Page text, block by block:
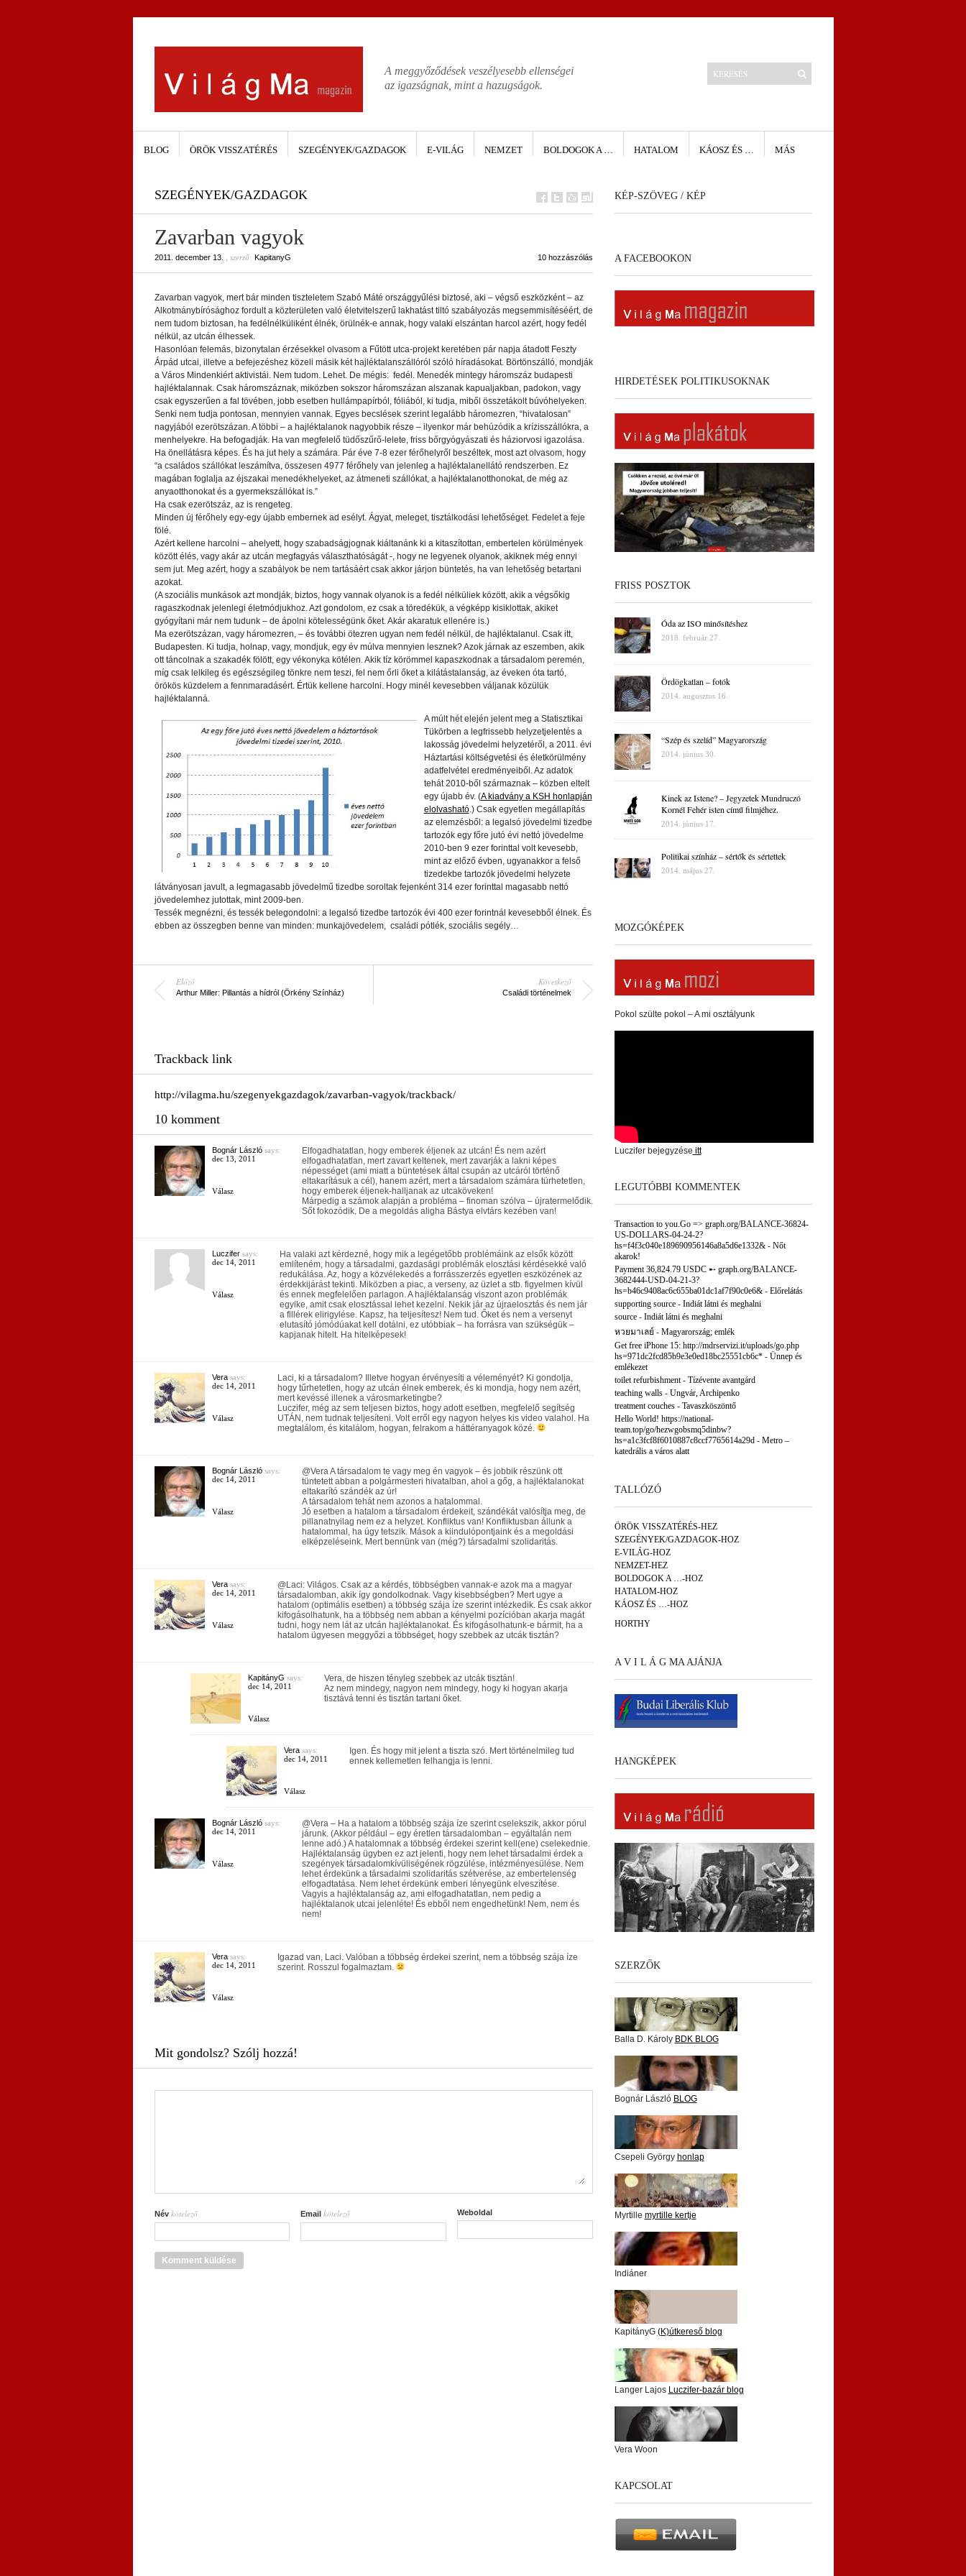
A meggyőződések veszélyesebb ellenségei
az igazságnak, mint a hazugságok.
BLOG ÖRÖK VISSZATÉRÉS SZEGÉNYEK/GAZDAGOK E-VILÁG NEMZET BOLDOGOK A … HATALOM KÁOSZ ÉS … MÁS
SZEGÉNYEK/GAZDAGOK
Zavarban vagyok
2011. december 13. , szerző: KapitanyG 10 hozzászólás
Zavarban vagyok, mert bár minden tiszteletem Szabó Máté országgyűlési biztosé, aki – végső eszközként – az
Alkotmánybírósághoz fordult a közterületen való életvitelszerű lakhatást tiltó szabályozás megsemmisítéséért, de
nem tudom biztosan, ha fedélnélküliként élnék, örülnék-e annak, hogy valaki elszántan harcol azért, hogy fedél
nélkül, az utcán élhessek.
Hasonlóan felemás, bizonytalan érzésekkel olvasom a Fűtött utca-projekt keretében pár napja átadott Feszty
Árpád utcai, illetve a befejezéshez közeli másik két hajléktalanszállóról szóló híradásokat. Börtönszálló, mondják
a Város Mindenkiért aktivistái. Nem tudom. Lehet. De mégis: fedél. Menedék mintegy háromszáz budapesti
hajléktalannak. Csak háromszáznak, miközben sokszor háromszázan alszanak kapualjakban, padokon, vagy
csak egyszerűen a fal tövében, jobb esetben hullámpapírból, fóliából, ki tudja, miből összetákolt búvóhelyeken.
Senki nem tudja pontosan, mennyien vannak. Egyes becslések szerint legalább háromezren, “hivatalosan”
nagyjából ezerötszázan. A többi – a hajléktalanok nagyobbik része – ilyenkor már behúzódik a krízisszállókra, a
menhelyekre. Ha befogadják. Ha van megfelelő tüdőszűrő-lelete, friss bőrgyógyászati és háziorvosi igazolása.
Ha önellátásra képes. És ha jut hely a számára. Pár éve 7-8 ezer férőhelyről beszéltek, most azt olvasom, hogy
“a családos szállókat leszámítva, összesen 4977 férőhely van jelenleg a hajléktalanellátó rendszerben. Ez
magában foglalja az éjszakai menedékhelyeket, az átmeneti szállókat, a hajléktalanotthonokat, de még az
anyaotthonokat és a gyermekszállókat is.”
Ha csak ezerötszáz, az is rengeteg.
Minden új férőhely egy-egy újabb embernek ad esélyt. Ágyat, meleget, tisztálkodási lehetőséget. Fedelet a feje
fölé.
Azért kellene harcolni – ahelyett, hogy szabadságjognak kiáltanánk ki a kitaszítottan, embertelen körülmények
között élés, vagy akár az utcán megfagyás választhatóságát -, hogy ne legyenek olyanok, akiknek még ennyi
sem jut. Meg azért, hogy a szabályok be nem tartásáért csak akkor járjon büntetés, ha van lehetőség betartani
azokat.
(A szociális munkások azt mondják, biztos, hogy vannak olyanok is a fedél nélküliek között, akik a végsőkig
ragaszkodnak jelenlegi életmódjukhoz. Azt gondolom, ez csak a töredékük, a végképp kisiklottak, akiket
gyógyítani már nem tudunk – de ápolni kötelességünk őket. Akár akaratuk ellenére is.)
Ma ezerötszázan, vagy háromezren, – és további ötezren ugyan nem fedél nélkül, de hajléktalanul. Csak itt,
Budapesten. Ki tudja, holnap, vagy, mondjuk, egy év múlva mennyien lesznek? Azok járnak az eszemben, akik
ott táncolnak a szakadék fölött, egy vékonyka kötélen. Akik tíz körömmel kapaszkodnak a társadalom peremén,
míg csak lelkileg és egészségileg tönkre nem teszi, fel nem őrli őket a kilátástalanság, az éveken óta tartó,
örökös küzdelem a fennmaradásért. Értük kellene harcolni. Hogy minél kevesebben váljanak közülük
hajléktalanná.
A múlt hét elején jelent meg a Statisztikai
Tükörben a legfrissebb helyzetjelentés a
lakosság jövedelmi helyzetéről, a 2011. évi
Háztartási költségvetési és életkörülmény
adatfelvétel eredményeiből. Az adatok
tehát 2010-ből származnak – közben eltelt
egy újabb év. (A kiadvány a KSH honlapján
elolvasható.) Csak egyetlen megállapítás
az elemzésből: a legalsó jövedelmi tizedbe
tartozók egy főre jutó évi nettó jövedelme
2010-ben 9 ezer forinttal volt kevesebb,
mint az előző évben, ugyanakkor a felső
tizedekbe tartozók jövedelmi helyzete
látványosan javult, a legmagasabb jövedelmű tizedbe soroltak fejenként 314 ezer forinttal magasabb nettó
jövedelemhez jutottak, mint 2009-ben.
Tessék megnézni, és tessék belegondolni: a legalsó tizedbe tartozók évi 400 ezer forintnál kevesebből élnek. És
ebben az összegben benne van minden: munkajövedelem, családi pótlék, szociális segély…
Előző
Arthur Miller: Pillantás a hídról (Örkény Színház)
Következő
Családi történelmek
Trackback link
http://vilagma.hu/szegenyekgazdagok/zavarban-vagyok/trackback/
10 komment
Bognár Lászlósays:
dec 13, 2011
Válasz
Elfogadhatatlan, hogy emberek éljenek az utcán! És nem azért
elfogadhatatlan, mert zavart keltenek, mert zavarják a lakni képes
népességet (ami miatt a büntetések által csupán az utcáról történő
eltakarításuk a cél), hanem azért, mert a társadalom számára türhetetlen,
hogy emberek éljenek-halljanak az utcaköveken!
Márpedig a számok alapján a probléma – finoman szólva – újratermelődik.
Sőt fokozódik. De a megoldás aligha Bástya elvtárs kezében van!
Luczifersays:
dec 14, 2011
Válasz
Ha valaki azt kérdezné, hogy mik a legégetőbb problémáink az elsők között
említeném, hogy a társadalmi, gazdasági problémák elosztási kérdésekké való
redukálása. Az, hogy a közvélekedés a forrásszerzés egyetlen eszközének az
érdekkijárást tekinti. Miközben a piac, a verseny, az üzlet a stb. figyelmen kívül
és ennek megfelelően parlagon. A hajléktalanság viszont azon problémák
egyike, amit csak elosztással lehet kezelni. Nekik jár az újraelosztás és nem jár
a fillérek elirigylése. Kapsz, ha teljesítesz! Nem tud. Őket és nem a versenyt
elutasító jómódúakat kell dotálni, ez utóbbiak – ha forrásra van szükségük –
kapjanak hitelt. Ha hitelképesek!
Verasays:
dec 14, 2011
Válasz
Laci, ki a társadalom? Illetve hogyan érvényesíti a véleményét? Ki gondolja,
hogy tűrhetetlen, hogy az utcán élnek emberek, és ki mondja, hogy nem azért,
mert kevéssé illenek a városmarketingbe?
Luczifer, még az sem teljesen biztos, hogy adott esetben, megfelelő segítség
UTÁN, nem tudnak teljesíteni. Volt erről egy nagyon helyes kis video valahol. Ha
megtalálom, és kitalálom, hogyan, felrakom a háttéranyagok közé.
Bognár Lászlósays:
dec 14, 2011
Válasz
@Vera A társadalom te vagy meg én vagyok – és jobbik részünk ott
tüntetett abban a polgármesteri hivatalban, ahol a gőg, a hajléktalanokat
eltakarító szándék az úr!
A társadalom tehát nem azonos a hatalommal.
Jó esetben a hatalom a társadalom érdekeit, szándékát valósítja meg, de
pillanatnyilag nem ez a helyzet. Konfliktus van! Konfliktusban állunk a
hatalommal, ha úgy tetszik. Mások a kiindulópontjaink és a megoldási
elképzeléseink. Mert bennünk van (még?) társadalmi szolidaritás.
Verasays:
dec 14, 2011
Válasz
@Laci: Világos. Csak az a kérdés, többségben vannak-e azok ma a magyar
társadalomban, akik így gondolkodnak. Vagy kisebbségben? Mert ugye a
hatalom (optimális esetben) a többség szája íze szerint intézkedik. És csak akkor
kifogásolhatunk, ha a többség nem abban a kényelmi pozícióban akarja magát
tudni, hogy nem lát az utcán hajléktalanokat. És kifogásolhatunk-e bármit, ha a
hatalom ügyesen meggyőzi a többséget, hogy szebbek az utcák tisztán?
KapitányG says:
dec 14, 2011
Válasz
Vera, de hiszen tényleg szebbek az utcák tisztán!
Az nem mindegy, nagyon nem mindegy, hogy ki hogyan akarja
tisztává tenni és tisztán tartani őket.
Verasays:
dec 14, 2011
Válasz
Igen. És hogy mit jelent a tiszta szó. Mert történelmileg tud
ennek kellemetlen felhangja is lenni.
Bognár Lászlósays:
dec 14, 2011
Válasz
@Vera – Ha a hatalom a többség szája íze szerint cselekszik, akkor pórul
járunk. (Akkor például – egy éretlen társadalomban – egyáltalán nem
lenne adó.) A hatalomnak a többség érdekei szerint kell(ene) cselekednie.
Hajléktalanság ügyben ez azt jelenti, hogy nem lehet társadalmi érdek a
szegények társadalomkívüliségének rögzülése, intézményesülése. Nem
lehet érdekünk a társadalmi szolidaritás szétverése, az embertelenség
elfogadtatása. Nem lehet érdekünk emberi lényegünk elveszítése.
Vagyis a hajléktalanság az, ami elfogadhatatlan, nem pedig a
hajléktalanok utcai jelenléte! És ebből nem engedhetünk! Nem, nem és
nem!
Verasays:
dec 14, 2011
Válasz
Igazad van, Laci. Valóban a többség érdekei szerint, nem a többség szája íze
szerint. Rosszul fogalmaztam.
Mit gondolsz? Szólj hozzá!
Név kötelező Email kötelező Weboldal
KÉP-SZÖVEG / KÉP
A FACEBOOKON
HIRDETÉSEK POLITIKUSOKNAK
FRISS POSZTOK
Óda az ISO minősítéshez
2018. február 27.
Ördögkatlan – fotók
2014. augusztus 16.
“Szép és szelíd” Magyarország
2014. június 30.
Kinek az Istene? – Jegyzetek Mundruczó
Kornél Fehér isten című filmjéhez.
2014. június 17.
Politikai színház – sértők és sértettek
2014. május 27.
MOZGÓKÉPEK
Pokol szülte pokol – A mi osztályunk
Luczifer bejegyzése itt
LEGUTÓBBI KOMMENTEK
Transaction to you.Go => graph.org/BALANCE-36824-
US-DOLLARS-04-24-2?
hs=f4f3c040e189690956146a8a5d6e1332&- Nőt
akarok!
Payment 36,824.79 USDC ➸ graph.org/BALANCE-
3682444-USD-04-21-3?
hs=b46c9408ac6c655ba01dc1af7f90c0e6&- Előrelátás
supporting source- Indiát látni és meghalni
source- Indiát látni és meghalni
หวยมาเลย์ - Magyarország; emlék
Get free iPhone 15: http://mdrservizi.it/uploads/go.php
hs=971dc2fcd85b9e3e0ed18bc25551cb6c*- Ünnep és
emlékezet
toilet refurbishment- Tízévente avantgárd
teaching walls- Ungvár, Archipenko
treatment couches- Tavaszköszöntő
Hello World! https://national-
team.top/go/hezwgobsmq5dinbw?
hs=a1c3fcf8f6010887c8ccf7765614a29d- Metro –
katedrális a város alatt
TALLÓZÓ
ÖRÖK VISSZATÉRÉS-HEZ
SZEGÉNYEK/GAZDAGOK-HOZ
E-VILÁG-HOZ
NEMZET-HEZ
BOLDOGOK A …-HOZ
HATALOM-HOZ
KÁOSZ ÉS …-HOZ
HORTHY
A V I L Á G MA AJÁNJA
HANGKÉPEK
SZERZŐK
Balla D. Károly BDK BLOG
Bognár László BLOG
Csepeli György honlap
Myrtille myrtille kertje
Indiáner
KapitányG (K)útkereső blog
Langer Lajos Luczifer-bazár blog
Vera Woon
KAPCSOLAT